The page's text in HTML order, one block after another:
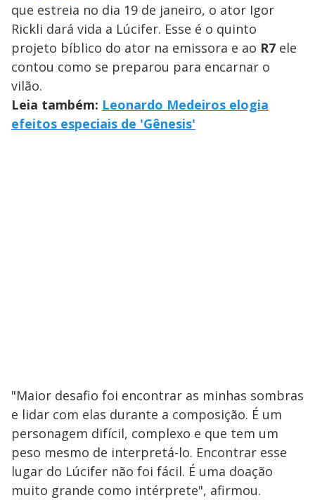
que estreia no dia 19 de janeiro, o ator Igor
Rickli dará vida a Lúcifer. Esse é o quinto
projeto bíblico do ator na emissora e ao R7 ele
contou como se preparou para encarnar o
vilão.
Leia também: Leonardo Medeiros elogia
efeitos especiais de 'Gênesis'
"Maior desafio foi encontrar as minhas sombras
e lidar com elas durante a composição. É um
personagem difícil, complexo e que tem um
peso mesmo de interpretá-lo. Encontrar esse
lugar do Lúcifer não foi fácil. É uma doação
muito grande como intérprete", afirmou.